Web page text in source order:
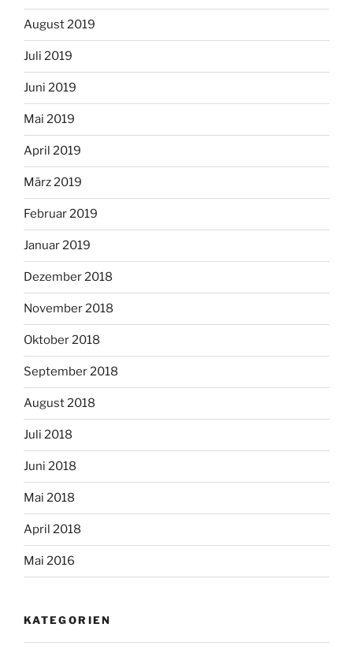
August 2019
Juli 2019
Juni 2019
Mai 2019
April 2019
März 2019
Februar 2019
Januar 2019
Dezember 2018
November 2018
Oktober 2018
September 2018
August 2018
Juli 2018
Juni 2018
Mai 2018
April 2018
Mai 2016
KATEGORIEN